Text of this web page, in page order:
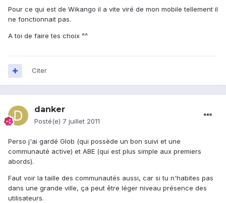
Pour ce qui est de Wikango il a vite viré de mon mobile tellement il
ne fonctionnait pas.
A toi de faire tes choix ^^
Citer
danker
Posté(e) 7 juillet 2011
Perso j'ai gardé Glob (qui possède un bon suivi et une
communauté active) et ABE (qui est plus simple aux premiers
abords).
Faut voir la taille des communautés aussi, car si tu n'habites pas
dans une grande ville, ça peut être léger niveau présence des
utilisateurs.